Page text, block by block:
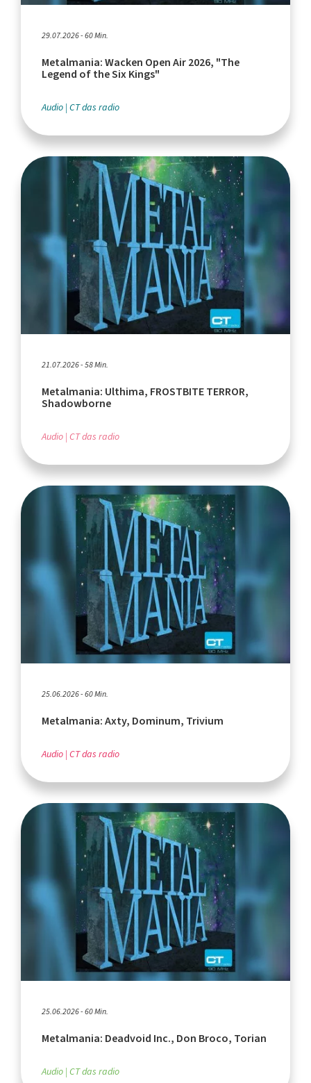
29.07.2026 - 60 Min.
Metalmania: Wacken Open Air 2026, "The
Legend of the Six Kings"
Audio CT das radio
21.07.2026 - 58 Min.
Metalmania: Ulthima, FROSTBITE TERROR,
Shadowborne
Audio CT das radio
25.06.2026 - 60 Min.
Metalmania: Axty, Dominum, Trivium
Audio CT das radio
25.06.2026 - 60 Min.
Metalmania: Deadvoid Inc., Don Broco, Torian
Audio CT das radio